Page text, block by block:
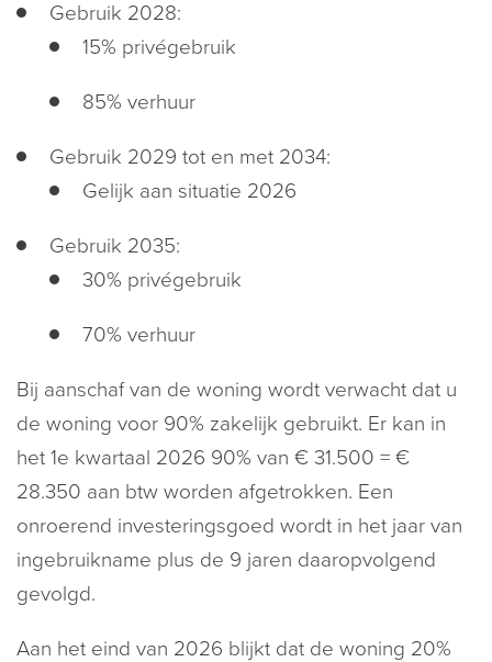
Gebruik 2028:
15% privégebruik
85% verhuur
Gebruik 2029 tot en met 2034:
Gelijk aan situatie 2026
Gebruik 2035:
30% privégebruik
70% verhuur
Bij aanschaf van de woning wordt verwacht dat u
de woning voor 90% zakelijk gebruikt. Er kan in
het 1e kwartaal 2026 90% van € 31.500 = €
28.350 aan btw worden afgetrokken. Een
onroerend investeringsgoed wordt in het jaar van
ingebruikname plus de 9 jaren daaropvolgend
gevolgd.
Aan het eind van 2026 blijkt dat de woning 20%